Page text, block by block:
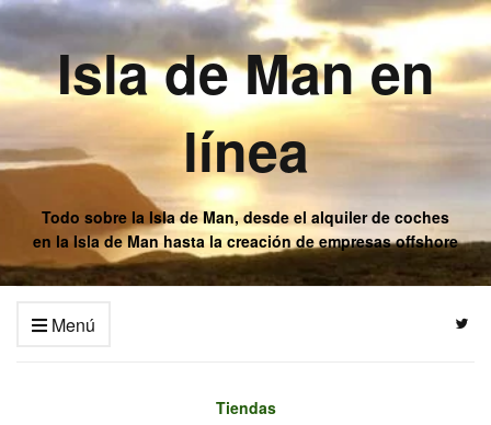
Isla de Man en
línea
Todo sobre la Isla de Man, desde el alquiler de coches
en la Isla de Man hasta la creación de empresas offshore
Menú
Tiendas